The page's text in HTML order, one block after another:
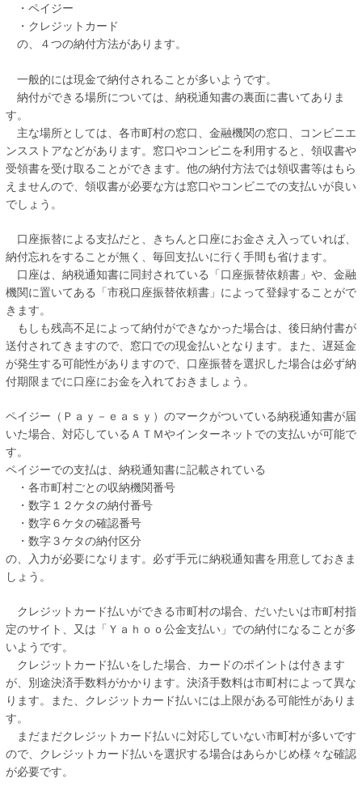
・ペイジー
・クレジットカード
の、４つの納付方法があります。
一般的には現金で納付されることが多いようです。
納付ができる場所については、納税通知書の裏面に書いてありま
す。
主な場所としては、各市町村の窓口、金融機関の窓口、コンビニエ
ンスストアなどがあります。窓口やコンビニを利用すると、領収書や
受領書を受け取ることができます。他の納付方法では領収書等はもら
えませんので、領収書が必要な方は窓口やコンビニでの支払いが良い
でしょう。
口座振替による支払だと、きちんと口座にお金さえ入っていれば、
納付忘れをすることが無く、毎回支払いに行く手間も省けます。
口座は、納税通知書に同封されている「口座振替依頼書」や、金融
機関に置いてある「市税口座振替依頼書」によって登録することがで
きます。
もしも残高不足によって納付ができなかった場合は、後日納付書が
送付されてきますので、窓口での現金払いとなります。また、遅延金
が発生する可能性がありますので、口座振替を選択した場合は必ず納
付期限までに口座にお金を入れておきましょう。
ペイジー（Ｐａｙ－ｅａｓｙ）のマークがついている納税通知書が届
いた場合、対応しているＡＴＭやインターネットでの支払いが可能で
す。
ペイジーでの支払は、納税通知書に記載されている
・各市町村ごとの収納機関番号
・数字１２ケタの納付番号
・数字６ケタの確認番号
・数字３ケタの納付区分
の、入力が必要になります。必ず手元に納税通知書を用意しておきま
しょう。
クレジットカード払いができる市町村の場合、だいたいは市町村指
定のサイト、又は「Ｙａｈｏｏ公金支払い」での納付になることが多
いようです。
クレジットカード払いをした場合、カードのポイントは付きます
が、別途決済手数料がかかります。決済手数料は市町村によって異な
ります。また、クレジットカード払いには上限がある可能性がありま
す。
まだまだクレジットカード払いに対応していない市町村が多いです
ので、クレジットカード払いを選択する場合はあらかじめ様々な確認
が必要です。